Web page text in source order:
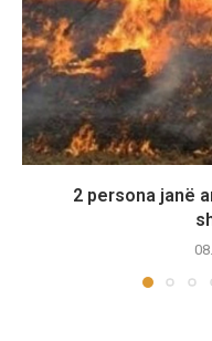
2 persona janë